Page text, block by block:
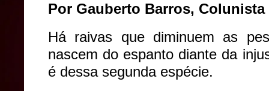
Por Gauberto Barros, Colunista
Há raivas que diminuem as
nascem do espanto diante da
é dessa segunda espécie.